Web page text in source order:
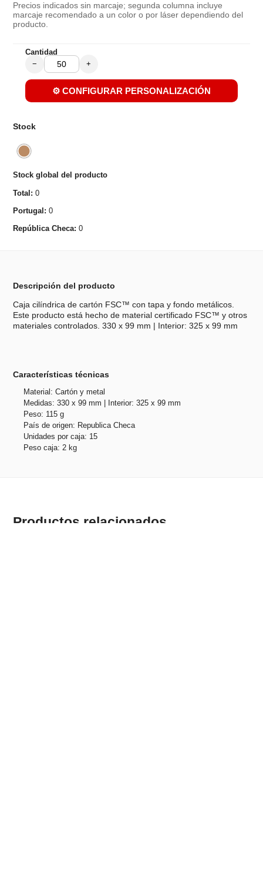
Precios indicados sin marcaje; segunda columna incluye
marcaje recomendado a un color o por láser dependiendo del
producto.
Cantidad
− +
⚙️ CONFIGURAR PERSONALIZACIÓN
Stock
Stock global del producto
Total: 0
Portugal: 0
República Checa: 0
Descripción del producto
Caja cilíndrica de cartón FSC™ con tapa y fondo metálicos.
Este producto está hecho de material certificado FSC™ y otros
materiales controlados. 330 x 99 mm | Interior: 325 x 99 mm
Características técnicas
Material: Cartón y metal
Medidas: 330 x 99 mm | Interior: 325 x 99 mm
Peso: 115 g
País de origen: Republica Checa
Unidades por caja: 15
Peso caja: 2 kg
Productos relacionados